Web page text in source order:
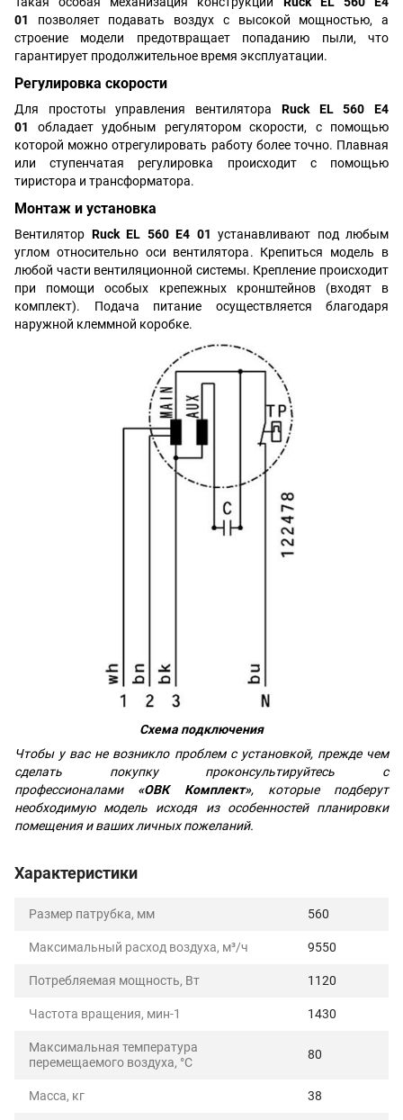
01
позволяет подавать воздух с высокой мощностью, а
строение модели предотвращает попаданию пыли, что
гарантирует продолжительное время эксплуатации.
Регулировка скорости
Для простоты управления вентилятора Ruck EL 560 E4
01
обладает удобным регулятором скорости, с помощью
которой можно отрегулировать работу более точно. Плавная
или ступенчатая регулировка происходит с помощью
тиристора и трансформатора.
Монтаж и установка
Вентилятор Ruck EL 560 E4 01 устанавливают под любым
углом относительно оси вентилятора. Крепиться модель в
любой части вентиляционной системы. Крепление происходит
при помощи особых крепежных кронштейнов (входят в
комплект). Подача питание осуществляется благодаря
наружной клеммной коробке.
Схема подключения
Чтобы у вас не возникло проблем с установкой, прежде чем
сделать покупку проконсультируйтесь с
профессионалами «ОВК Комплект», которые подберут
необходимую модель исходя из особенностей планировки
помещения и ваших личных пожеланий.
Характеристики
Размер патрубка, мм 560
Максимальный расход воздуха, м³/ч 9550
Потребляемая мощность, Вт 1120
Частота вращения, мин-1 1430
Максимальная температура
перемещаемого воздуха, °C
80
Масса, кг 38